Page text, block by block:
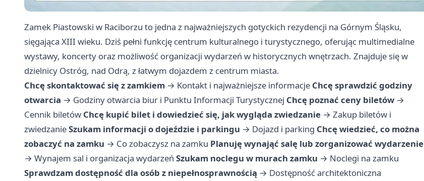
Zamek Piastowski w Raciborzu to jedna z najważniejszych gotyckich rezydencji na Górnym Śląsku,
sięgająca XIII wieku. Dziś pełni funkcję centrum kulturalnego i turystycznego, oferując multimedialne
wystawy, koncerty oraz możliwość organizacji wydarzeń w historycznych wnętrzach. Znajduje się w
dzielnicy Ostróg, nad Odrą, z łatwym dojazdem z centrum miasta.
Chcę skontaktować się z zamkiem → Kontakt i najważniejsze informacje Chcę sprawdzić godziny
otwarcia → Godziny otwarcia biur i Punktu Informacji Turystycznej Chcę poznać ceny biletów →
Cennik biletów Chcę kupić bilet i dowiedzieć się, jak wygląda zwiedzanie → Zakup biletów i
zwiedzanieSzukam informacji o dojeździe i parkingu → Dojazd i parking Chcę wiedzieć, co można
zobaczyć na zamku → Co zobaczysz na zamku Planuję wynająć salę lub zorganizować wydarzenie
→ Wynajem sal i organizacja wydarzeń Szukam noclegu w murach zamku → Noclegi na zamku
Sprawdzam dostępność dla osób z niepełnosprawnością → Dostępność architektoniczna